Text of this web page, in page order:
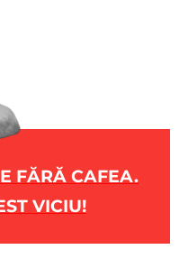
FĂRĂ CAFEA.
VICIU!